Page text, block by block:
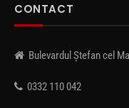
CONTACT
Bulevardul Ștefan cel
0332 110 042